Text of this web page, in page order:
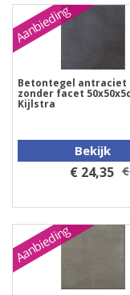
Aanbieding
Betontegel antraciet
zonder facet
Kijlstra
Bekijk
€ 24,35
Aanbieding